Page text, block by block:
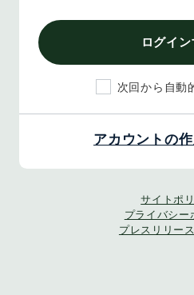
ログイン
次回から自動
アカウントの作
サイトポ
プライバシー
プレスリリー